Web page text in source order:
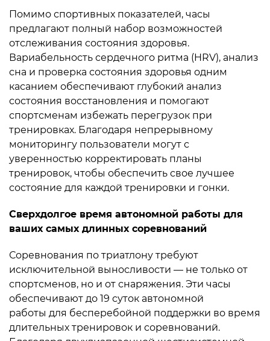
Помимо спортивных показателей, часы
предлагают полный набор возможностей
отслеживания состояния здоровья.
Вариабельность сердечного ритма (HRV), анализ
сна и проверка состояния здоровья одним
касанием обеспечивают глубокий анализ
состояния восстановления и помогают
спортсменам избежать перегрузок при
тренировках. Благодаря непрерывному
мониторингу пользователи могут с
уверенностью корректировать планы
тренировок, чтобы обеспечить свое лучшее
состояние для каждой тренировки и гонки.
Сверхдолгое время автономной работы для
ваших самых длинных соревнований
Соревнования по триатлону требуют
исключительной выносливости — не только от
спортсменов, но и от снаряжения. Эти часы
обеспечивают до 19 суток автономной
работы для бесперебойной поддержки во время
длительных тренировок и соревнований.